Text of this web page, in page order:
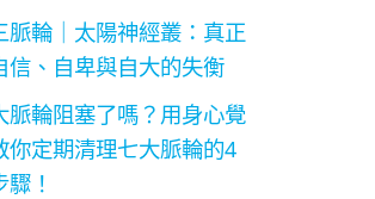
脈輪｜太陽神經叢：真正
信、自卑與自大的失衡
脈輪阻塞了嗎？用身心覺
你定期清理七大脈輪的4
！